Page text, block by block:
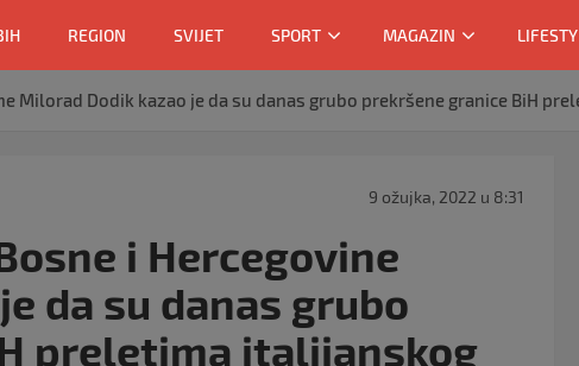
REGION SVIJET SPORT MAGAZIN
Milorad Dodik kazao je da su danas grubo prekršene granice BiH
9 ožujka, 2022 u 8:31
i Hercegovine
da su danas grubo
preletima italijanskog